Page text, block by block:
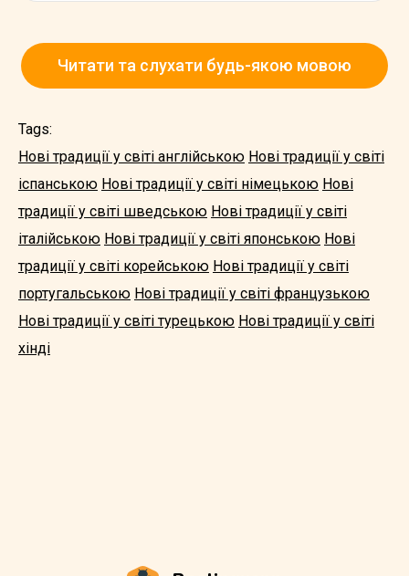
Читати та слухати будь-якою мовою
Tags:
Нові традиції у світі англійською Нові традиції у світі
іспанською Нові традиції у світі німецькою Нові
традиції у світі шведською Нові традиції у світі
італійською Нові традиції у світі японською Нові
традиції у світі корейською Нові традиції у світі
португальською Нові традиції у світі французькою
Нові традиції у світі турецькою Нові традиції у світі
хінді